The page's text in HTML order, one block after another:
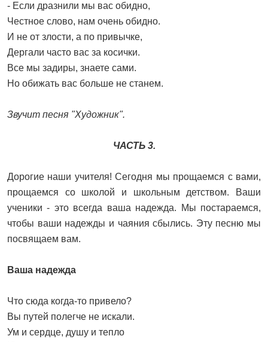
- Если дразнили мы вас обидно,
Честное слово, нам очень обидно.
И не от злости, а по привычке,
Дергали часто вас за косички.
Все мы задиры, знаете сами.
Но обижать вас больше не станем.
Звучит песня "Художник".
ЧАСТЬ 3.
Дорогие наши учителя! Сегодня мы прощаемся с вами,
прощаемся со школой и школьным детством. Ваши
ученики - это всегда ваша надежда. Мы постараемся,
чтобы ваши надежды и чаяния сбылись. Эту песню мы
посвящаем вам.
Ваша надежда
Что сюда когда-то привело?
Вы путей полегче не искали.
Ум и сердце, душу и тепло